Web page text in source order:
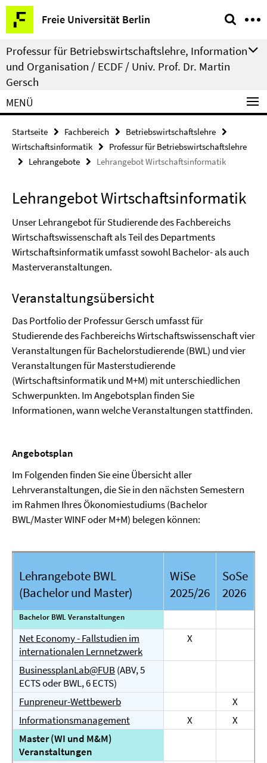
Springe
direkt
zu
Inhalt
Freie Universität Berlin
Service-
Navigation
Professur für Betriebswirtschaftslehre, Information
und Organisation / ECDF / Univ. Prof. Dr. Martin
Gersch
MENÜ
Startseite Fachbereich
Betriebswirtschaftslehre
Wirtschaftsinformatik
Professur für Betriebswirtschaftslehre
Lehrangebote
Lehrangebot Wirtschaftsinformatik
Lehrangebot Wirtschaftsinformatik
Unser Lehrangebot für Studierende des Fachbereichs
Wirtschaftswissenschaft als Teil des Departments
Wirtschaftsinformatik umfasst sowohl Bachelor- als auch
Masterveranstaltungen.
Veranstaltungsübersicht
Das Portfolio der Professur Gersch umfasst für
Studierende des Fachbereichs Wirtschaftswissenschaft vier
Veranstaltungen für Bachelorstudierende (BWL) und vier
Veranstaltungen für Masterstudierende
(Wirtschaftsinformatik und M+M) mit unterschiedlichen
Schwerpunkten. Im Angebotsplan finden Sie
Informationen, wann welche Veranstaltungen stattfinden.
Angebotsplan
Im Folgenden finden Sie eine Übersicht aller
Lehrveranstaltungen, die Sie in den nächsten Semestern
im Rahmen Ihres Ökonomiestudiums (Bachelor
BWL/Master WINF oder M+M) belegen können:
Lehrangebote BWL
(Bachelor und Master)
WiSe
2025/26
SoSe
2026
Bachelor BWL Veranstaltungen
Net Economy - Fallstudien im
internationalen Lernnetzwerk
X
BusinessplanLab@FUB(ABV, 5
ECTS oder BWL, 6 ECTS)
Funpreneur-Wettbewerb
X
Informationsmanagement
X
X
Master (WI und M&M)
Veranstaltungen